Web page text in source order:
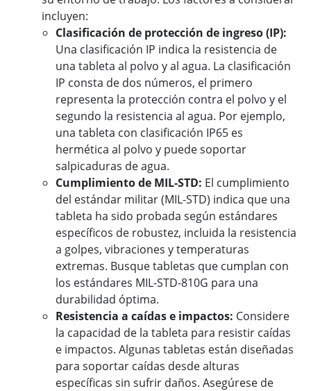
incluyen:
Clasificación de protección de ingreso (IP):
Una clasificación IP indica la resistencia de
una tableta al polvo y al agua. La clasificación
IP consta de dos números, el primero
representa la protección contra el polvo y el
segundo la resistencia al agua. Por ejemplo,
una tableta con clasificación IP65 es
hermética al polvo y puede soportar
salpicaduras de agua.
Cumplimiento de MIL-STD: El cumplimiento
del estándar militar (MIL-STD) indica que una
tableta ha sido probada según estándares
específicos de robustez, incluida la resistencia
a golpes, vibraciones y temperaturas
extremas. Busque tabletas que cumplan con
los estándares MIL-STD-810G para una
durabilidad óptima.
Resistencia a caídas e impactos: Considere
la capacidad de la tableta para resistir caídas
e impactos. Algunas tabletas están diseñadas
para soportar caídas desde alturas
específicas sin sufrir daños. Asegúrese de